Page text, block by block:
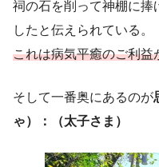
祠の石を削って神棚に捧
したと伝えられている。
これは病気平癒のご利益
そして一番奥にあるのが
ゃ）：（太子さま）